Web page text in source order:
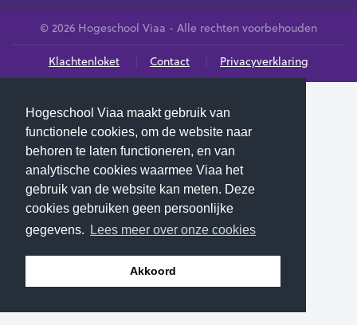
Hogeschool Viaa maakt gebruik van
functionele cookies, om de website naar
behoren te laten functioneren, en van
analytische cookies waarmee Viaa het
gebruik van de website kan meten. Deze
cookies gebruiken geen persoonlijke
gegevens.
Lees meer over onze cookies
Akkoord
© 2026 Hogeschool Viaa - Alle rechten voorbehouden
Klachtenloket Contact Privacyverklaring